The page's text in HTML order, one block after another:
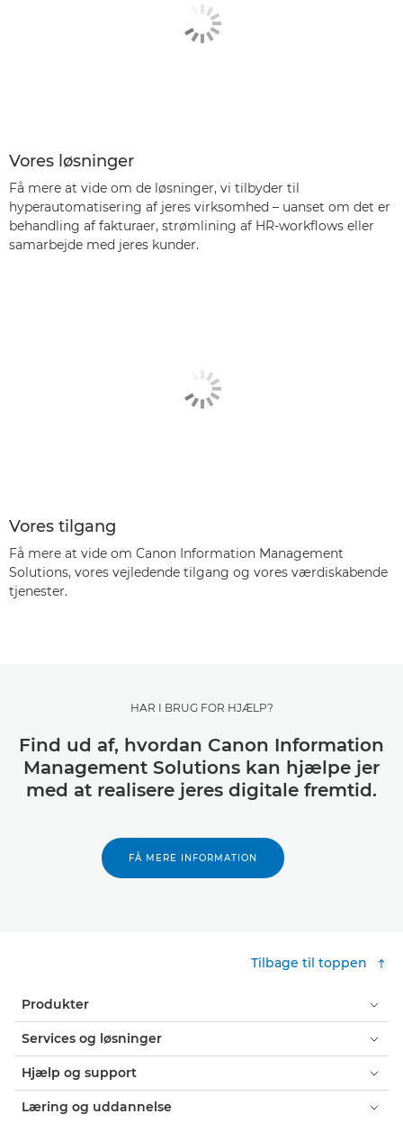
Vores løsninger
Få mere at vide om de løsninger, vi tilbyder til
hyperautomatisering af jeres virksomhed – uanset om det er
behandling af fakturaer, strømlining af HR-workflows eller
samarbejde med jeres kunder.
Vores tilgang
Få mere at vide om Canon Information Management
Solutions, vores vejledende tilgang og vores værdiskabende
tjenester.
HAR I BRUG FOR HJÆLP?
Find ud af, hvordan Canon Information
Management Solutions kan hjælpe jer
med at realisere jeres digitale fremtid.
FÅ MERE INFORMATION
Tilbage til toppen
Produkter
Services og løsninger
Hjælp og support
Læring og uddannelse